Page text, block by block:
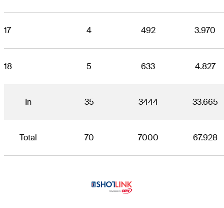
17 4 492 3.970
18 5 633 4.827
In 35 3444 33.665
Total 70 7000 67.928